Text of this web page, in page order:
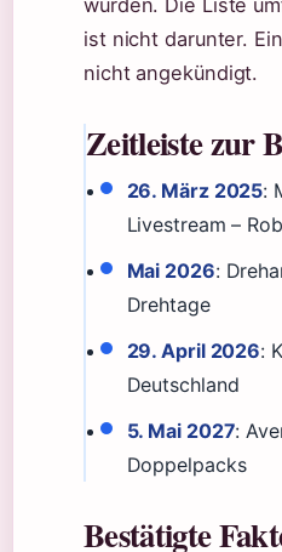
ist nicht darunter.
nicht angekündigt.
Zeitleiste zur
26. März 2025:
Livestream –
Mai 2026:
Drehtage
29. April 2026:
Deutschland
5. Mai 2027:
Doppelpacks
Bestätigte